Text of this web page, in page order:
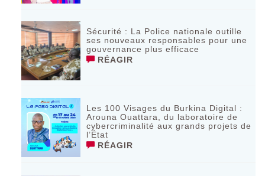
Sécurité : La Police nationale outille
ses nouveaux responsables pour une
gouvernance plus efficace
RÉAGIR
Les 100 Visages du Burkina Digital :
Arouna Ouattara, du laboratoire de
cybercriminalité aux grands projets de
l’État
RÉAGIR